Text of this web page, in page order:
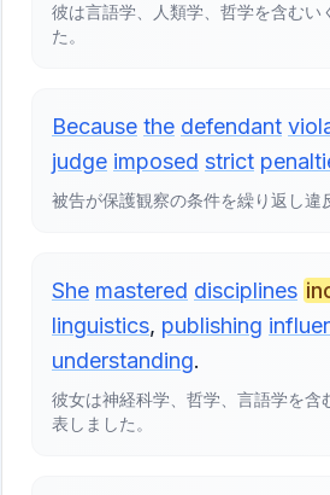
彼は言語学、人類学、哲学を含む
た。
Because the defendant
judge imposed strict
被告が保護観察の条件を繰り返し違
She mastered disciplines
linguistics, publishing
understanding.
彼女は神経科学、哲学、言語学を
表しました。